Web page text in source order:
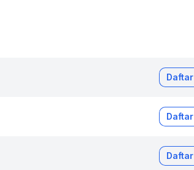
Daftar
Daftar
Daftar